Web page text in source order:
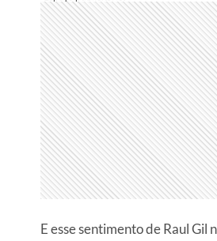
E esse sentimento de Raul